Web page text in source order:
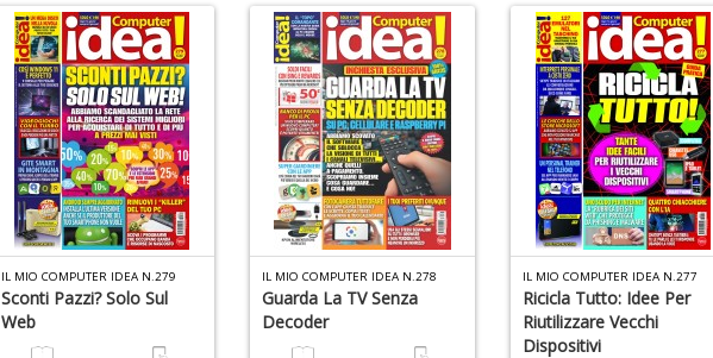
IL MIO COMPUTER IDEA N.279
Sconti Pazzi? Solo Sul
Web
IL MIO COMPUTER IDEA N.278
Guarda La TV Senza
Decoder
IL MIO COMPUTER IDEA N.277
Ricicla Tutto: Idee Per
Riutilizzare Vecchi
Dispositivi